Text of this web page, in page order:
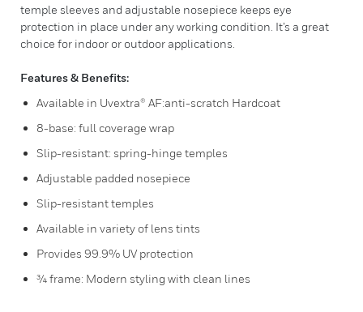
temple sleeves and adjustable nosepiece keeps eye
protection in place under any working condition. It’s a great
choice for indoor or outdoor applications.
Features & Benefits:
Available in Uvextra® AF:anti-scratch Hardcoat
8-base: full coverage wrap
Slip-resistant: spring-hinge temples
Adjustable padded nosepiece
Slip-resistant temples
Available in variety of lens tints
Provides 99.9% UV protection
¾ frame: Modern styling with clean lines